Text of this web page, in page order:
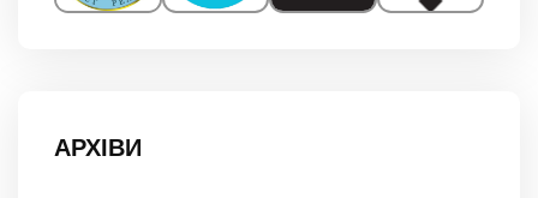
АРХІВИ